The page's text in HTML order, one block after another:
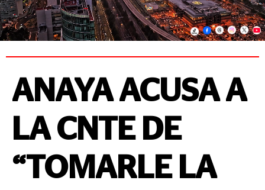
ANAYA ACUSA A
LA CNTE DE
“TOMARLE LA